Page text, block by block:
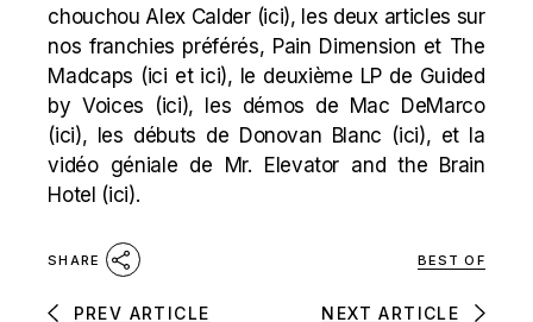
chouchou Alex Calder (ici), les deux articles sur
nos franchies préférés, Pain Dimension et The
Madcaps (ici et ici), le deuxième LP de Guided
by Voices (ici), les démos de Mac DeMarco
(ici), les débuts de Donovan Blanc (ici), et la
vidéo géniale de Mr. Elevator and the Brain
Hotel (ici).
SHARE BEST OF
PREV ARTICLE NEXT ARTICLE